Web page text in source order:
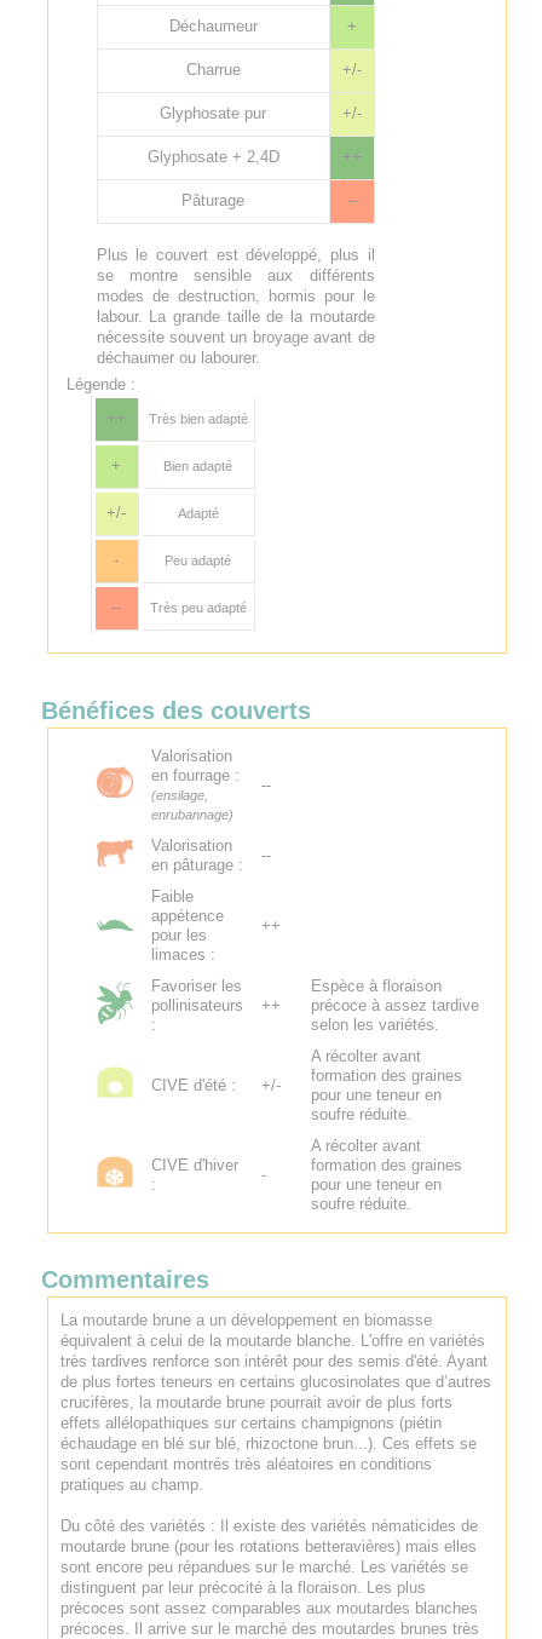
Déchaumeur +
Charrue +/-
Glyphosate pur +/-
Glyphosate + 2,4D ++
Pâturage --
Plus le couvert est développé, plus il
se montre sensible aux différents
modes de destruction, hormis pour le
labour. La grande taille de la moutarde
nécessite souvent un broyage avant de
déchaumer ou labourer.
Légende :
++
Très bien adapté
+ Bien adapté
+/- Adapté
- Peu adapté
-- Très peu adapté
Bénéfices des couverts
Valorisation
en fourrage :
(ensilage,
enrubannage)
--
Valorisation
en pâturage :
--
Faible
appétence
pour les
limaces :
++
Favoriser les
pollinisateurs
:
++
Espèce à floraison
précoce à assez tardive
selon les variétés.
CIVE d'été : +/-
A récolter avant
formation des graines
pour une teneur en
soufre réduite.
CIVE d'hiver
:
-
A récolter avant
formation des graines
pour une teneur en
soufre réduite.
Commentaires
La moutarde brune a un développement en biomasse
équivalent à celui de la moutarde blanche. L'offre en variétés
très tardives renforce son intérêt pour des semis d'été. Ayant
de plus fortes teneurs en certains glucosinolates que d’autres
crucifères, la moutarde brune pourrait avoir de plus forts
effets allélopathiques sur certains champignons (piétin
échaudage en blé sur blé, rhizoctone brun...). Ces effets se
sont cependant montrés très aléatoires en conditions
pratiques au champ.
Du côté des variétés : Il existe des variétés nématicides de
moutarde brune (pour les rotations betteravières) mais elles
sont encore peu répandues sur le marché. Les variétés se
distinguent par leur précocité à la floraison. Les plus
précoces sont assez comparables aux moutardes blanches
précoces. Il arrive sur le marché des moutardes brunes très